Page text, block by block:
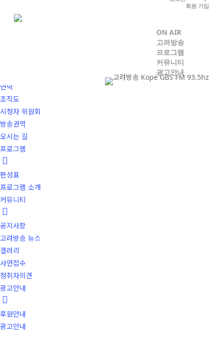
연혁
조직도
시청자 위원회
방송권역
오시는 길
프로그램
편성표
프로그램 소개
커뮤니티
공지사항
고려방송 뉴스
갤러리
사연접수
청취자의견
광고안내
후원안내
광고안내
ON AIR
고려방송
프로그램
커뮤니티
광고안내
회원 가입